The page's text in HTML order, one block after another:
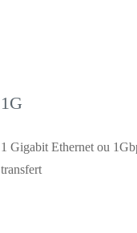
1G
1 Gigabit Ethernet ou
transfert